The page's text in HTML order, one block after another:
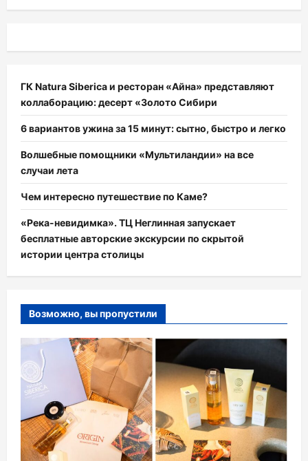
ГК Natura Siberica и ресторан «Айна» представляют
коллаборацию: десерт «Золото Сибири
6 вариантов ужина за 15 минут: сытно, быстро и легко
Волшебные помощники «Мультиландии» на все
случаи лета
Чем интересно путешествие по Каме?
«Река-невидимка». ТЦ Неглинная запускает
бесплатные авторские экскурсии по скрытой
истории центра столицы
Возможно, вы пропустили